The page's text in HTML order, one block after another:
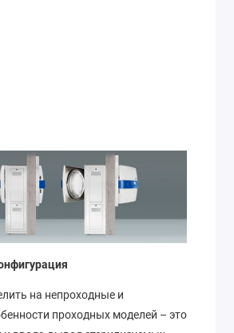
на непроходные и
проходных моделей – это